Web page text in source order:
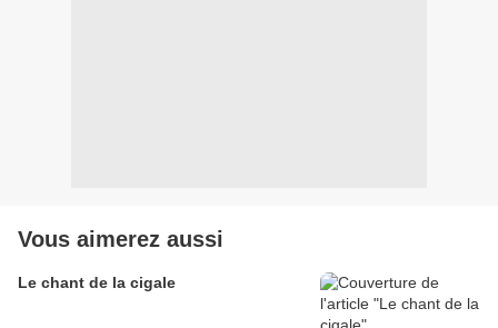
Vous aimerez aussi
Le chant de la cigale